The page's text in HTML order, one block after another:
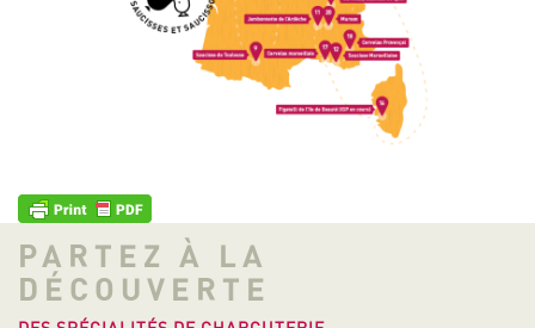
PARTEZ À LA
DÉCOUVERTE